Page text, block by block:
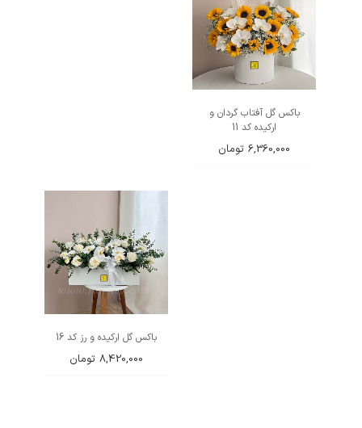
باکس گل آفتاب گردان و
ارکیده کد 11
6,360,000 تومان
باکس گل ارکیده و رز کد 16
8,420,000 تومان